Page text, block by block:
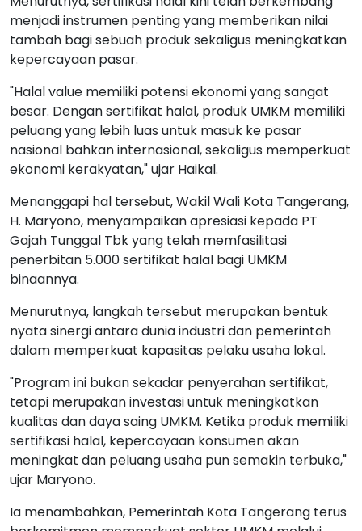
menjadi instrumen penting yang memberikan nilai
tambah bagi sebuah produk sekaligus meningkatkan
kepercayaan pasar.
"Halal value memiliki potensi ekonomi yang sangat
besar. Dengan sertifikat halal, produk UMKM memiliki
peluang yang lebih luas untuk masuk ke pasar
nasional bahkan internasional, sekaligus memperkuat
ekonomi kerakyatan," ujar Haikal.
Menanggapi hal tersebut, Wakil Wali Kota Tangerang,
H. Maryono, menyampaikan apresiasi kepada PT
Gajah Tunggal Tbk yang telah memfasilitasi
penerbitan 5.000 sertifikat halal bagi UMKM
binaannya.
Menurutnya, langkah tersebut merupakan bentuk
nyata sinergi antara dunia industri dan pemerintah
dalam memperkuat kapasitas pelaku usaha lokal.
"Program ini bukan sekadar penyerahan sertifikat,
tetapi merupakan investasi untuk meningkatkan
kualitas dan daya saing UMKM. Ketika produk memiliki
sertifikasi halal, kepercayaan konsumen akan
meningkat dan peluang usaha pun semakin terbuka,"
ujar Maryono.
Ia menambahkan, Pemerintah Kota Tangerang terus